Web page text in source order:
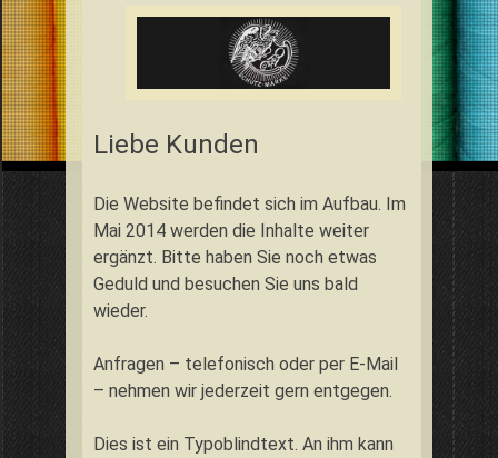
Liebe Kunden
Die Website befindet sich im Aufbau. Im
Mai 2014 werden die Inhalte weiter
ergänzt. Bitte haben Sie noch etwas
Geduld und besuchen Sie uns bald
wieder.
Anfragen – telefonisch oder per E-Mail
– nehmen wir jederzeit gern entgegen.
Dies ist ein Typoblindtext. An ihm kann